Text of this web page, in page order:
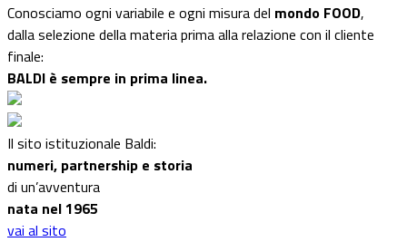
Conosciamo ogni variabile e ogni misura del mondo FOOD,
dalla selezione della materia prima alla relazione con il cliente
finale:
BALDI è sempre in prima linea.
Il sito istituzionale Baldi:
numeri, partnership e storia
di un’avventura
nata nel 1965
vai al sito